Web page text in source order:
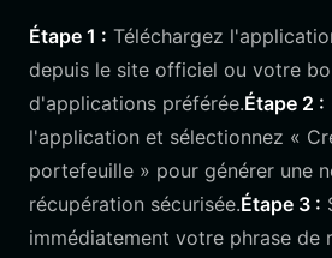
Étape 1 : Téléchargez
depuis le site officiel ou votre
d'applications préférée.Étape 2 :
l'application et sélectionnez «
portefeuille » pour générer une
récupération sécurisée.Étape 3 :
immédiatement votre phrase de